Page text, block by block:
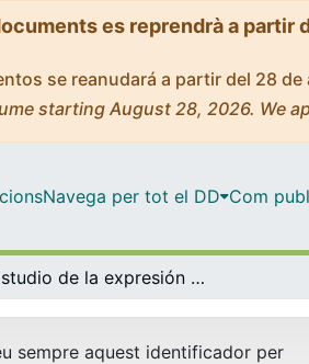
es reprendrà a partir
se reanudará a partir del 28
starting August 28, 2026. We
Navega per tot el DD Com
Estudio de la expresión del lncRNA MALAT1 y su relevancia biomédica en linfomas de célula B pequeña
sempre aquest identificador per